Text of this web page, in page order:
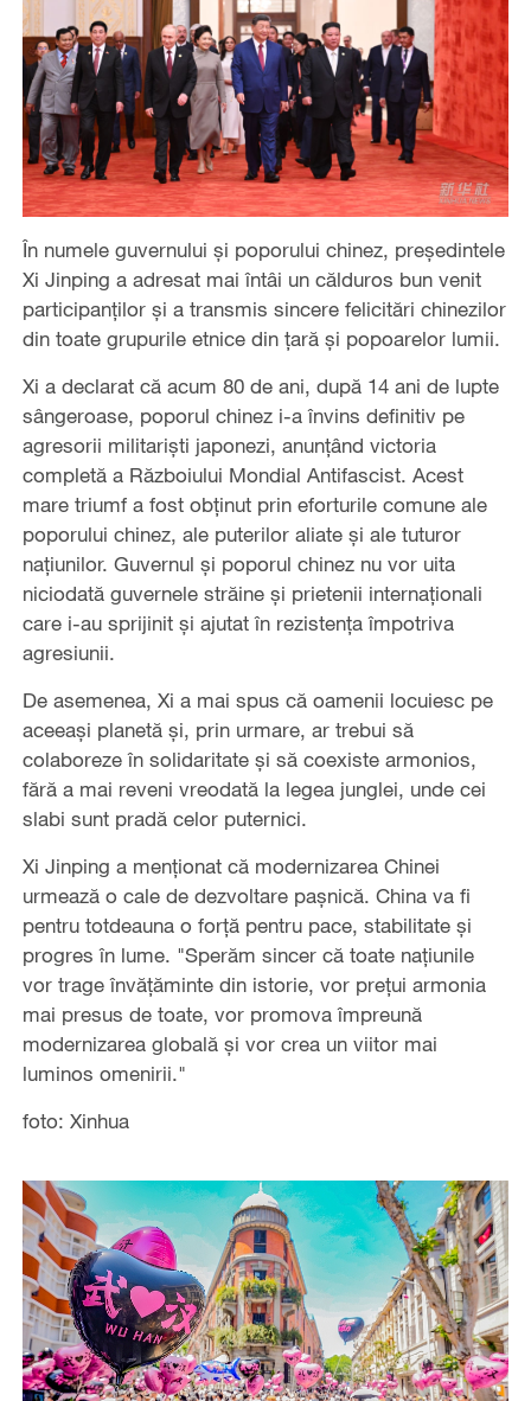
În numele guvernului și poporului chinez, președintele
Xi Jinping a adresat mai întâi un călduros bun venit
participanților și a transmis sincere felicitări chinezilor
din toate grupurile etnice din țară și popoarelor lumii.
Xi a declarat că acum 80 de ani, după 14 ani de lupte
sângeroase, poporul chinez i-a învins definitiv pe
agresorii militariști japonezi, anunțând victoria
completă a Războiului Mondial Antifascist. Acest
mare triumf a fost obținut prin eforturile comune ale
poporului chinez, ale puterilor aliate și ale tuturor
națiunilor. Guvernul și poporul chinez nu vor uita
niciodată guvernele străine și prietenii internaționali
care i-au sprijinit și ajutat în rezistența împotriva
agresiunii.
De asemenea, Xi a mai spus că oamenii locuiesc pe
aceeași planetă și, prin urmare, ar trebui să
colaboreze în solidaritate și să coexiste armonios,
fără a mai reveni vreodată la legea junglei, unde cei
slabi sunt pradă celor puternici.
Xi Jinping a menționat că modernizarea Chinei
urmează o cale de dezvoltare pașnică. China va fi
pentru totdeauna o forță pentru pace, stabilitate și
progres în lume. "Sperăm sincer că toate națiunile
vor trage învățăminte din istorie, vor prețui armonia
mai presus de toate, vor promova împreună
modernizarea globală și vor crea un viitor mai
luminos omenirii."
foto: Xinhua